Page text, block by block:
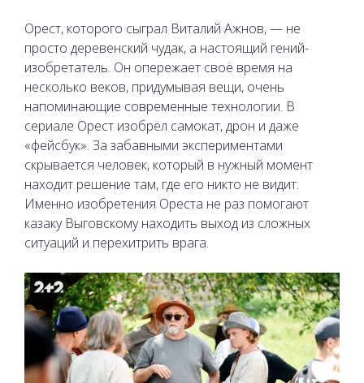
Орест, которого сыграл Виталий Ажнов, — не
просто деревенский чудак, а настоящий гений-
изобретатель. Он опережает своё время на
несколько веков, придумывая вещи, очень
напоминающие современные технологии. В
сериале Орест изобрёл самокат, дрон и даже
«фейсбук». За забавными экспериментами
скрывается человек, который в нужный момент
находит решение там, где его никто не видит.
Именно изобретения Ореста не раз помогают
казаку Выговскому находить выход из сложных
ситуаций и перехитрить врага.